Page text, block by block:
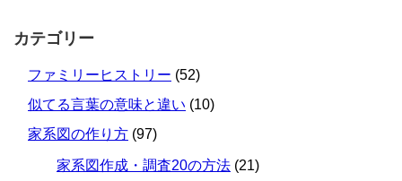
カテゴリー
ファミリーヒストリー (52)
似てる言葉の意味と違い (10)
家系図の作り方 (97)
家系図作成・調査20の方法 (21)